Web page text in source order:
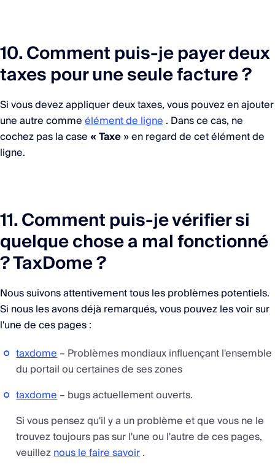
10. Comment puis-je payer deux
taxes pour une seule facture ?
Si vous devez appliquer deux taxes, vous pouvez en ajouter
une autre commeélément de ligne. Dans ce cas, ne
cochez pas la case« Taxe» en regard de cet élément de
ligne.
11. Comment puis-je vérifier si
quelque chose a mal fonctionné
? TaxDome ?
Nous suivons attentivement tous les problèmes potentiels.
Si nous les avons déjà remarqués, vous pouvez les voir sur
l'une de ces pages :
taxdome– Problèmes mondiaux influençant l'ensemble
du portail ou certaines de ses zones
taxdome– bugs actuellement ouverts.
Si vous pensez qu'il y a un problème et que vous ne le
trouvez toujours pas sur l'une ou l'autre de ces pages,
veuilleznous le faire savoir.